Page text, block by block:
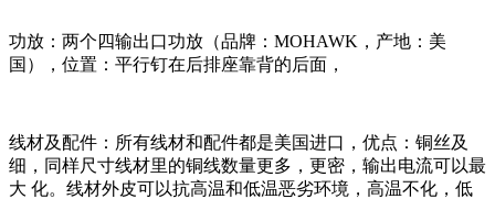
功放：两个四输出口功放（品牌：MOHAWK，产地：美
国），位置：平行钉在后排座靠背的后面，
线材及配件：所有线材和配件都是美国进口，优点：铜丝及
细，同样尺寸线材里的铜线数量更多，更密，输出电流可以最
大 化。线材外皮可以抗高温和低温恶劣环境，高温不化，低